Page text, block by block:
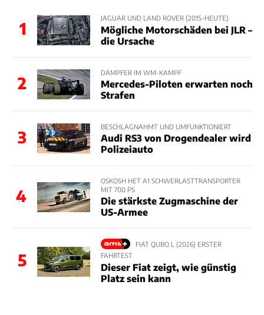
1
JAGUAR UND LAND ROVER (2015–HEUTE)
Mögliche Motorschäden bei JLR –
die Ursache
2
DÄMPFER IM WM-KAMPF
Mercedes-Piloten erwarten noch
Strafen
3
BESCHLAGNAHMT UND UMFUNKTIONIERT
Audi RS3 von Drogendealer wird
Polizeiauto
4
OSKOSH HET A1 SCHWERLASTTRANSPORTER
MIT 700 PS
Die stärkste Zugmaschine der
US-Armee
5
FIAT QUBO L (2026) ERSTER
FAHRTEST
Dieser Fiat zeigt, wie günstig
Platz sein kann